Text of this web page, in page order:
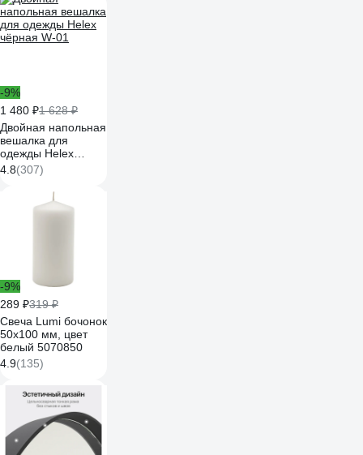
-9%
1 480 ₽1 628 ₽
Двойная напольная
вешалка для
одежды Helex
чёрная W-01
4.8(307)
-9%
289 ₽319 ₽
Свеча Lumi бочонок
50x100 мм, цвет
белый 5070850
4.9(135)